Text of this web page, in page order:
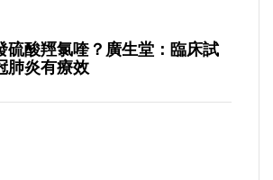
硫酸羥氯喹？廣生堂：臨床試
肺炎有療效